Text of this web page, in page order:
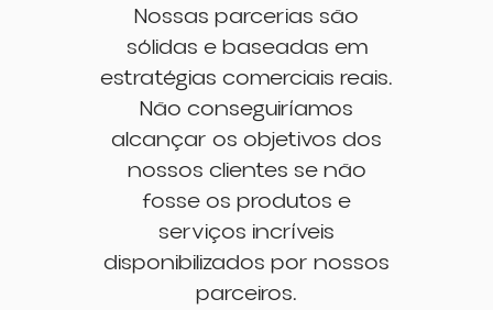
Nossas parcerias são
sólidas e baseadas em
estratégias comerciais reais.
Não conseguiríamos
alcançar os objetivos dos
nossos clientes se não
fosse os produtos e
serviços incríveis
disponibilizados por nossos
parceiros.